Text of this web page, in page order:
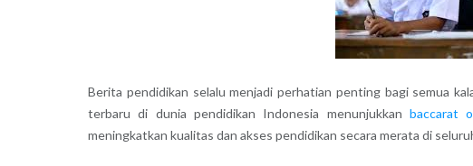
Berita pendidikan selalu menjadi perhatian penting bagi semua
terbaru di dunia pendidikan Indonesia menunjukkan baccarat
meningkatkan kualitas dan akses pendidikan secara merata di